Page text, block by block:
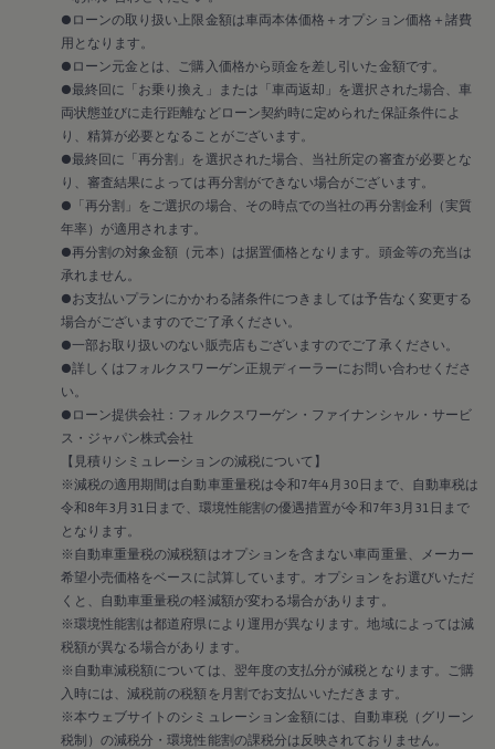
2020
2019
2018
2017
2016
2015
リコール関連情報
セーフティ マイスター
●ローンの取り扱い上限金額は車両本体価格＋オプション価格＋諸費
用となります。
●ローン元金とは、ご購入価格から頭金を差し引いた金額です。
●最終回に「お乗り換え」または「車両返却」を選択された場合、車
両状態並びに走行距離などローン契約時に定められた保証条件によ
り、精算が必要となることがございます。
●最終回に「再分割」を選択された場合、当社所定の審査が必要とな
り、審査結果によっては再分割ができない場合がございます。
●「再分割」をご選択の場合、その時点での当社の再分割金利（実質
年率）が適用されます。
●再分割の対象金額（元本）は据置価格となります。頭金等の充当は
承れません。
●お支払いプランにかかわる諸条件につきましては予告なく変更する
場合がございますのでご了承ください。
●一部お取り扱いのない販売店もございますのでご了承ください。
●詳しくはフォルクスワーゲン正規ディーラーにお問い合わせくださ
い。
●ローン提供会社：フォルクスワーゲン・ファイナンシャル・サービ
ス・ジャパン株式会社
【見積りシミュレーションの減税について】
※減税の適用期間は自動車重量税は令和7年4月30日まで、自動車税は
令和8年3月31日まで、環境性能割の優遇措置が令和7年3月31日まで
となります。
※自動車重量税の減税額はオプションを含まない車両重量、メーカー
希望小売価格をベースに試算しています。オプションをお選びいただ
くと、自動車重量税の軽減額が変わる場合があります。
※環境性能割は都道府県により運用が異なります。地域によっては減
税額が異なる場合があります。
※自動車減税額については、翌年度の支払分が減税となります。ご購
入時には、減税前の税額を月割でお支払いいただきます。
※本ウェブサイトのシミュレーション金額には、自動車税（グリーン
税制）の減税分・環境性能割の課税分は反映されておりません。